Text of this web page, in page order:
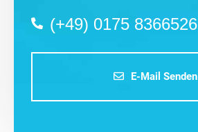
(+49) 0175 8366526
E-Mail Senden